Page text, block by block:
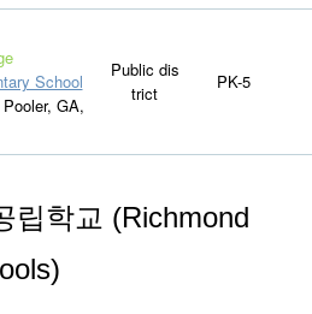
School
GA,
Public dis
trict
PK-5
립학교 (Richmond